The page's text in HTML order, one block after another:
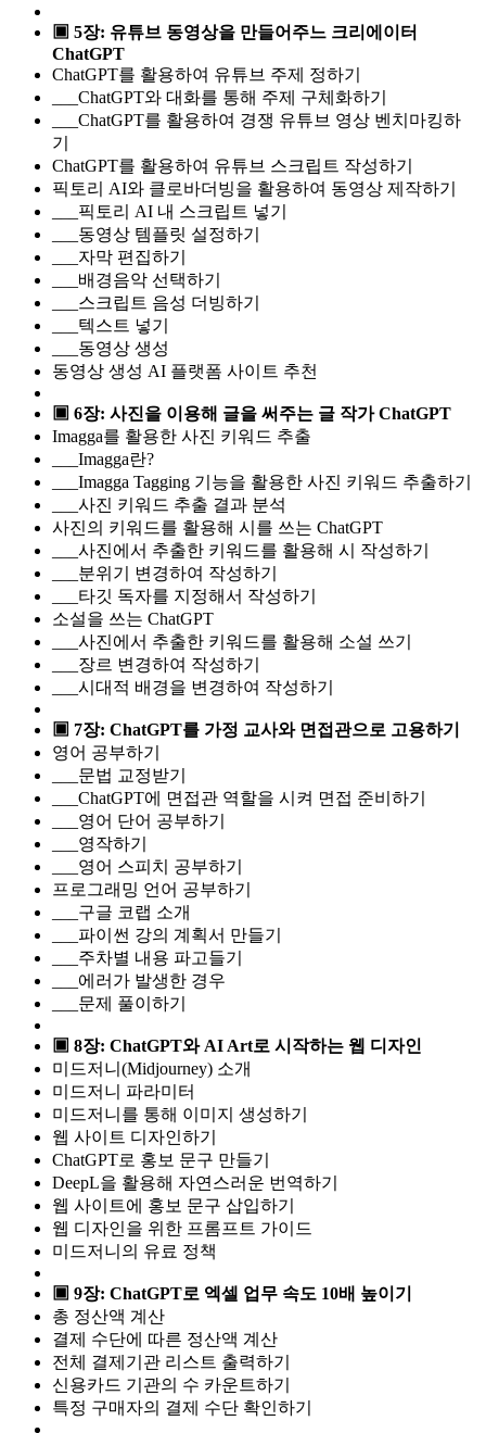
▣ 5장: 유튜브 동영상을 만들어주느 크리에이터
ChatGPT
ChatGPT를 활용하여 유튜브 주제 정하기
___ChatGPT와 대화를 통해 주제 구체화하기
___ChatGPT를 활용하여 경쟁 유튜브 영상 벤치마킹하
기
ChatGPT를 활용하여 유튜브 스크립트 작성하기
픽토리 AI와 클로바더빙을 활용하여 동영상 제작하기
___픽토리 AI 내 스크립트 넣기
___동영상 템플릿 설정하기
___자막 편집하기
___배경음악 선택하기
___스크립트 음성 더빙하기
___텍스트 넣기
___동영상 생성
동영상 생성 AI 플랫폼 사이트 추천
▣ 6장: 사진을 이용해 글을 써주는 글 작가 ChatGPT
Imagga를 활용한 사진 키워드 추출
___Imagga란?
___Imagga Tagging 기능을 활용한 사진 키워드 추출하기
___사진 키워드 추출 결과 분석
사진의 키워드를 활용해 시를 쓰는 ChatGPT
___사진에서 추출한 키워드를 활용해 시 작성하기
___분위기 변경하여 작성하기
___타깃 독자를 지정해서 작성하기
소설을 쓰는 ChatGPT
___사진에서 추출한 키워드를 활용해 소설 쓰기
___장르 변경하여 작성하기
___시대적 배경을 변경하여 작성하기
▣ 7장: ChatGPT를 가정 교사와 면접관으로 고용하기
영어 공부하기
___문법 교정받기
___ChatGPT에 면접관 역할을 시켜 면접 준비하기
___영어 단어 공부하기
___영작하기
___영어 스피치 공부하기
프로그래밍 언어 공부하기
___구글 코랩 소개
___파이썬 강의 계획서 만들기
___주차별 내용 파고들기
___에러가 발생한 경우
___문제 풀이하기
▣ 8장: ChatGPT와 AI Art로 시작하는 웹 디자인
미드저니(Midjourney) 소개
미드저니 파라미터
미드저니를 통해 이미지 생성하기
웹 사이트 디자인하기
ChatGPT로 홍보 문구 만들기
DeepL을 활용해 자연스러운 번역하기
웹 사이트에 홍보 문구 삽입하기
웹 디자인을 위한 프롬프트 가이드
미드저니의 유료 정책
▣ 9장: ChatGPT로 엑셀 업무 속도 10배 높이기
총 정산액 계산
결제 수단에 따른 정산액 계산
전체 결제기관 리스트 출력하기
신용카드 기관의 수 카운트하기
특정 구매자의 결제 수단 확인하기